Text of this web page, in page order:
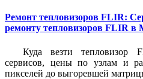
Ремонт тепловизоров FLIR:
ремонту тепловизоров FLIR в
Куда везти тепловизор
сервисов, цены по узлам и
пикселей до выгоревшей